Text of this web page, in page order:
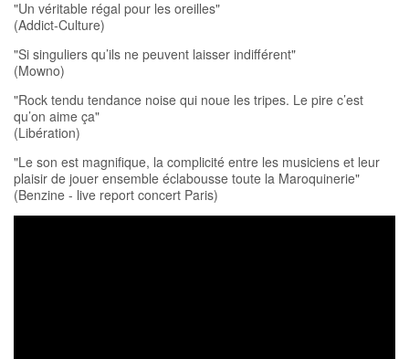
"Un véritable régal pour les oreilles"
(Addict-Culture)
"Si singuliers qu’ils ne peuvent laisser indifférent"
(Mowno)
"Rock tendu tendance noise qui noue les tripes. Le pire c’est
qu’on aime ça"
(Libération)
"Le son est magnifique, la complicité entre les musiciens et leur
plaisir de jouer ensemble éclabousse toute la Maroquinerie"
(Benzine - live report concert Paris)